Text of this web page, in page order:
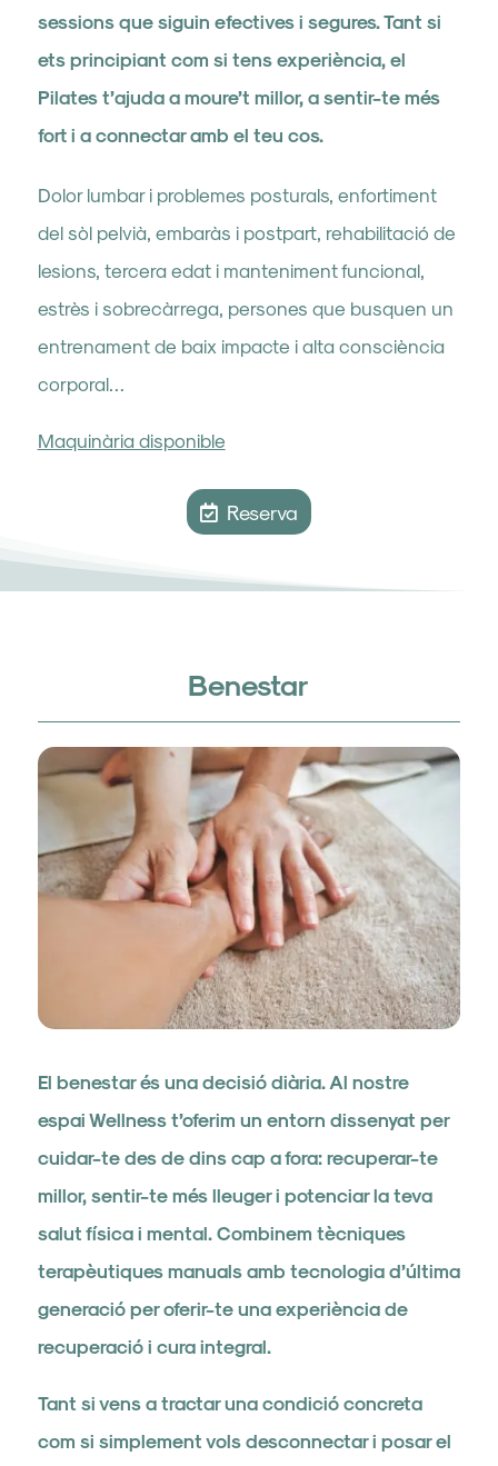
sessions que siguin efectives i segures. Tant si
ets principiant com si tens experiència, el
Pilates t’ajuda a moure’t millor, a sentir-te més
fort i a connectar amb el teu cos.
Dolor lumbar i problemes posturals, enfortiment
del sòl pelvià, embaràs i postpart, rehabilitació de
lesions, tercera edat i manteniment funcional,
estrès i sobrecàrrega, persones que busquen un
entrenament de baix impacte i alta consciència
corporal…
Maquinària disponible
Reserva
Benestar
El benestar és una decisió diària. Al nostre
espai Wellness t’oferim un entorn dissenyat per
cuidar-te des de dins cap a fora: recuperar-te
millor, sentir-te més lleuger i potenciar la teva
salut física i mental. Combinem tècniques
terapèutiques manuals amb tecnologia d’última
generació per oferir-te una experiència de
recuperació i cura integral.
Tant si vens a tractar una condició concreta
com si simplement vols desconnectar i posar el